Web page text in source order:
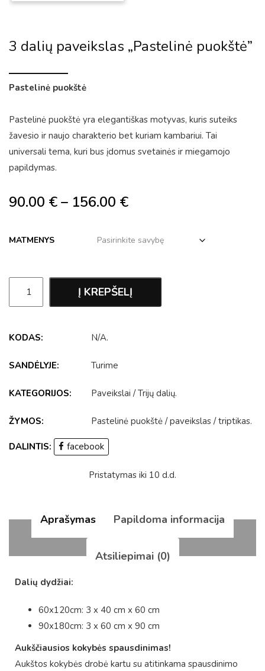
3 dalių paveikslas „Pastelinė puokštė”
Pastelinė puokštė
Pastelinė puokštė yra elegantiškas motyvas, kuris suteiks
žavesio ir naujo charakterio bet kuriam kambariui. Tai
universali tema, kuri bus įdomus svetainės ir miegamojo
papildymas.
90.00 €– 156.00 €
MATMENYS
Į KREPŠELĮ
KODAS: N/A.
SANDĖLYJE: Turime
KATEGORIJOS: Paveikslai /Trijų dalių.
ŽYMOS: Pastelinė puokštė /paveikslas /triptikas.
DALINTIS: facebook
Pristatymas iki 10 d.d.
Aprašymas Papildoma informacija
Atsiliepimai (0)
Dalių dydžiai:
60x120cm: 3 x 40 cm x 60 cm
90x180cm: 3 x 60 cm x 90 cm
Aukščiausios kokybės spausdinimas!
Aukštos kokybės drobė kartu su atitinkama spausdinimo